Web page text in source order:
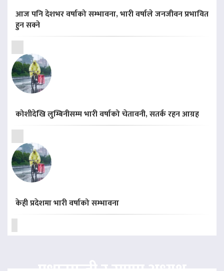
आज पनि देशभर वर्षाको सम्भावना, भारी वर्षाले जनजीवन प्रभावित
हुन सक्ने
कोशीदेखि लुम्बिनीसम्म भारी वर्षाको चेतावनी, सतर्क रहन आग्रह
केही प्रदेशमा भारी वर्षाको सम्भावना